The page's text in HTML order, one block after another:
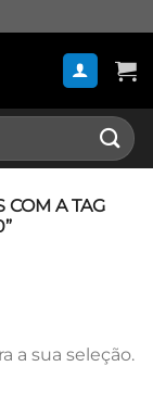
COM A TAG
a sua seleção.